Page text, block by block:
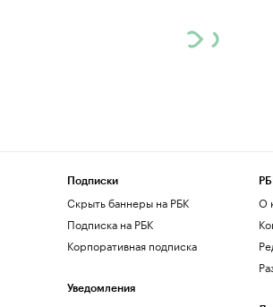
Подписки
Скрыть баннеры на РБК
Подписка на РБК
Корпоративная подписка
Уведомления
О